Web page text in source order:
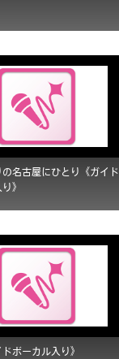
名古屋にひとり《ガイド
》
ボーカル入り》